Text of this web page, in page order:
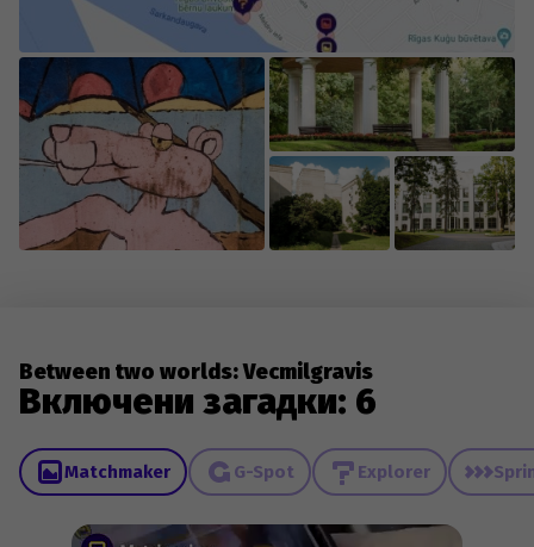
Between two worlds: Vecmilgravis
Включени загадки: 6
Matchmaker G-Spot Explorer